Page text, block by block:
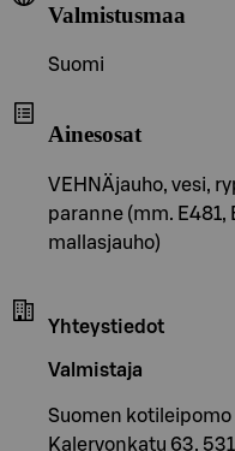
Valmistusmaa
Suomi
Ainesosat
VEHNÄjauho, vesi,
paranne (mm. E481,
mallasjauho)
Yhteystiedot
Valmistaja
Suomen kotileipomo
Kalervonkatu 63,